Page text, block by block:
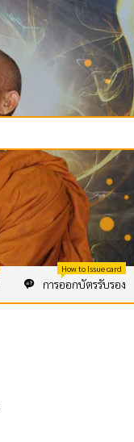
การออกบัตรรับรอง
How to Issue card